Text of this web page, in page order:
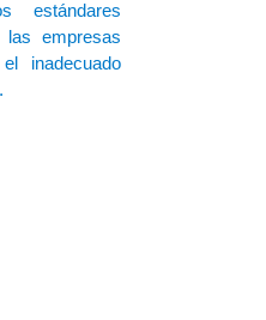
estándares
las empresas
inadecuado